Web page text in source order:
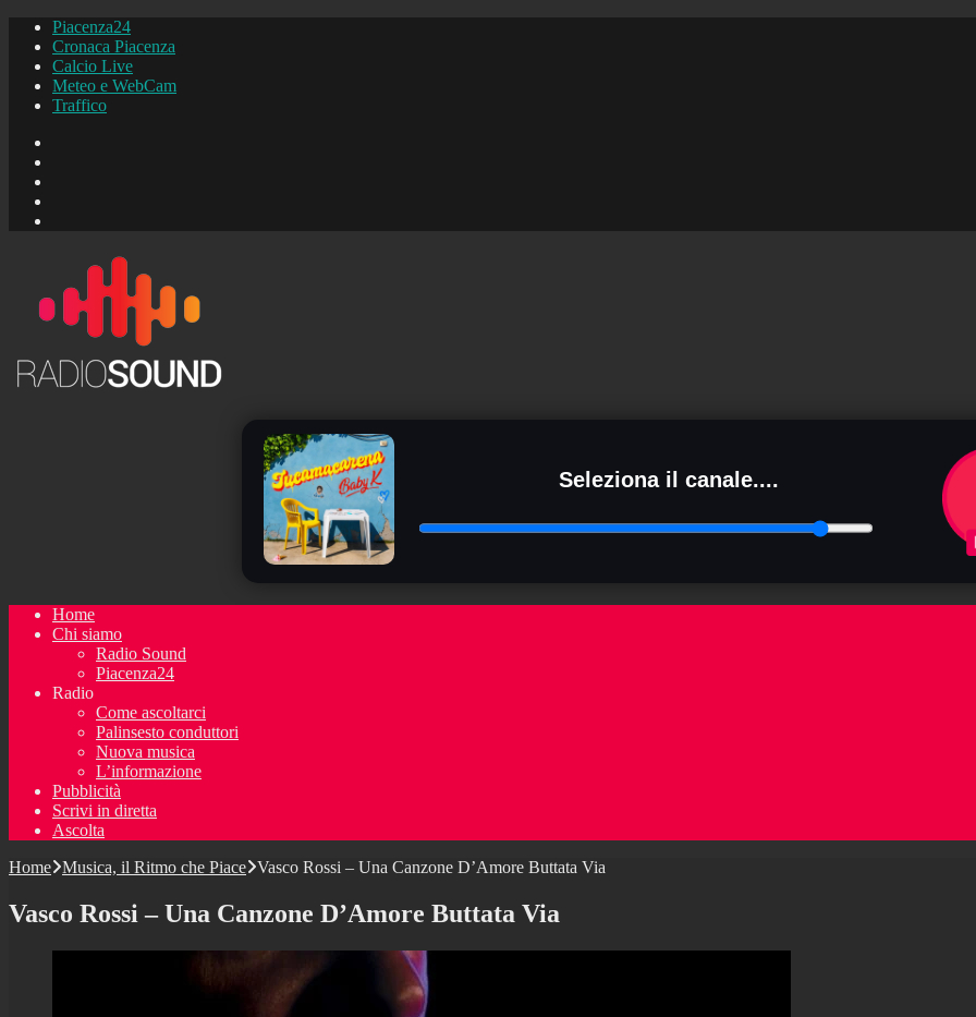
Piacenza24
Cronaca Piacenza
Calcio Live
Meteo e WebCam
Traffico
Seleziona il canale....
Home
Chi siamo
Radio Sound
Piacenza24
Radio
Come ascoltarci
Palinsesto conduttori
Nuova musica
L’informazione
Pubblicità
Scrivi in diretta
Ascolta
Home Musica, il Ritmo che Piace Vasco Rossi – Una Canzone D’Amore Buttata Via
Vasco Rossi – Una Canzone D’Amore Buttata Via